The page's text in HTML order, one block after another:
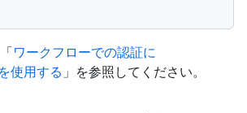
ワークフローでの認証に
使用する 」を参照してください。